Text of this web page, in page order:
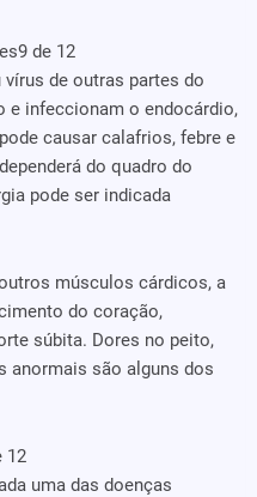
9 de 12
de outras partes do
e infeccionam o endocárdio,
causar calafrios, febre e
do quadro do
pode ser indicada
músculos cárdicos, a
do coração,
súbita. Dores no peito,
anormais são alguns dos
12
uma das doenças